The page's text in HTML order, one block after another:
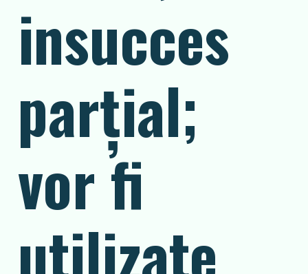
insucces
parțial;
vor fi
utilizate